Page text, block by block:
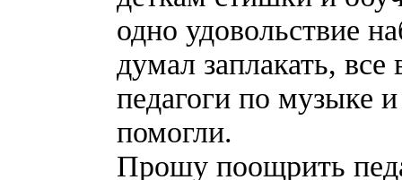
одно удовольствие
думал заплакать,
педагоги по музыке
помогли.
Прошу поощрить